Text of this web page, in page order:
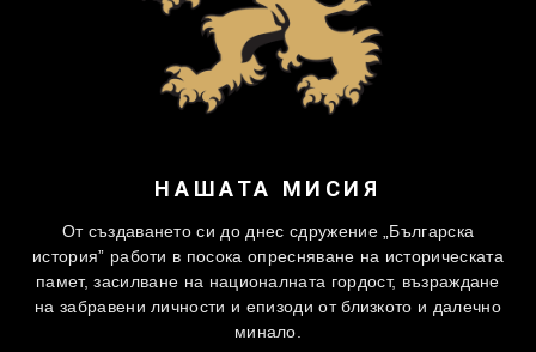
НАШАТА МИСИЯ
От създаването си до днес сдружение „Българска
история” работи в посока опресняване на историческата
памет, засилване на националната гордост, възраждане
на забравени личности и епизоди от близкото и далечно
минало.